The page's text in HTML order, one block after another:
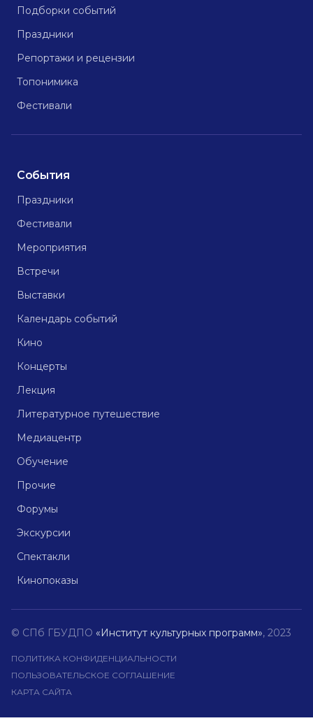
Подборки событий
Праздники
Репортажи и рецензии
Топонимика
Фестивали
События
Праздники
Фестивали
Мероприятия
Встречи
Выставки
Календарь событий
Кино
Концерты
Лекция
Литературное путешествие
Медиацентр
Обучение
Прочие
Форумы
Экскурсии
Спектакли
Кинопоказы
© СПб ГБУДПО «Институт культурных программ», 2023
ПОЛИТИКА КОНФИДЕНЦИАЛЬНОСТИ
ПОЛЬЗОВАТЕЛЬСКОЕ СОГЛАШЕНИЕ
КАРТА САЙТА